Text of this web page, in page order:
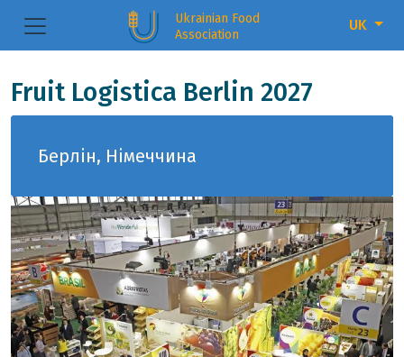
Ukrainian Food
Association
UK
Fruit Logistica Berlin 2027
Берлін, Німеччина